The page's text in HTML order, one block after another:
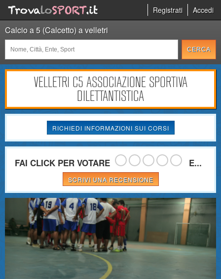
Registrati Accedi
Calcio a 5 (Calcetto) a velletri
VELLETRI C5 ASSOCIAZIONE SPORTIVA
DILETTANTISTICA
RICHIEDI INFORMAZIONI SUI CORSI
FAI CLICK PER VOTARE E...
SCRIVI UNA RECENSIONE